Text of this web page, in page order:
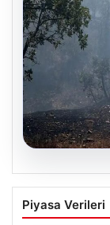
Bursa
başarıyla
Piyasa Verileri